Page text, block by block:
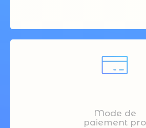
Mode de
paiement pro